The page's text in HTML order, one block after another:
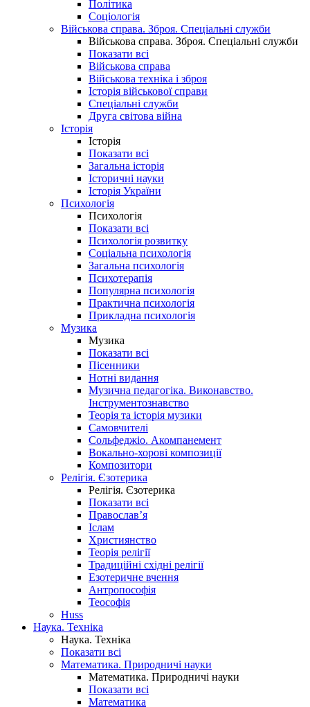
Політика
Соціологія
Військова справа. Зброя. Спеціальні служби
Військова справа. Зброя. Спеціальні служби
Показати всі
Військова справа
Військова техніка і зброя
Історія військової справи
Спеціальні служби
Друга світова війна
Історія
Історія
Показати всі
Загальна історія
Історичні науки
Історія України
Психологія
Психологія
Показати всі
Психологія розвитку
Соціальна психологія
Загальна психологія
Психотерапія
Популярна психологія
Практична психологія
Прикладна психологія
Музика
Музика
Показати всі
Пісенники
Нотні видання
Музична педагогіка. Виконавство.
Інструментознавство
Теорія та історія музики
Самовчителі
Сольфеджіо. Акомпанемент
Вокально-хорові композиції
Композитори
Релігія. Єзотерика
Релігія. Єзотерика
Показати всі
Православ’я
Іслам
Християнство
Теорія релігії
Традиційні східні релігії
Езотеричне вчення
Антропософія
Теософія
Huss
Наука. Техніка
Наука. Техніка
Показати всі
Математика. Природничі науки
Математика. Природничі науки
Показати всі
Математика